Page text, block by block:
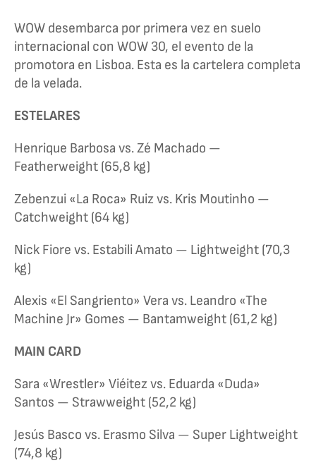
WOW desembarca por primera vez en suelo
internacional con WOW 30, el evento de la
promotora en Lisboa. Esta es la cartelera completa
de la velada.
ESTELARES
Henrique Barbosa vs. Zé Machado —
Featherweight (65,8 kg)
Zebenzui «La Roca» Ruiz vs. Kris Moutinho —
Catchweight (64 kg)
Nick Fiore vs. Estabili Amato — Lightweight (70,3
kg)
Alexis «El Sangriento» Vera vs. Leandro «The
Machine Jr» Gomes — Bantamweight (61,2 kg)
MAIN CARD
Sara «Wrestler» Viéitez vs. Eduarda «Duda»
Santos — Strawweight (52,2 kg)
Jesús Basco vs. Erasmo Silva — Super Lightweight
(74,8 kg)